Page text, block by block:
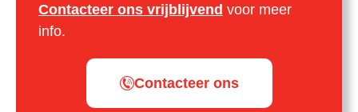
Contacteer ons vrijblijvend voor meer
info.
Contacteer ons